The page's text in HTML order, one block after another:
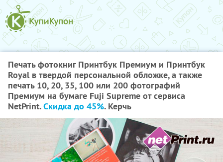
Печать фотокниг Принтбук Премиум и Принтбук
Royal в твердой персональной обложке, а также
печать 10, 20, 35, 100 или 200 фотографий
Премиум на бумаге Fuji Supreme от сервиса
NetPrint.Скидка до 45%. Керчь